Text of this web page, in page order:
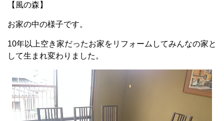
【風の森】
お家の中の様子です。
10年以上空き家だったお家をリフォームしてみんなの家と
して生まれ変わりました。